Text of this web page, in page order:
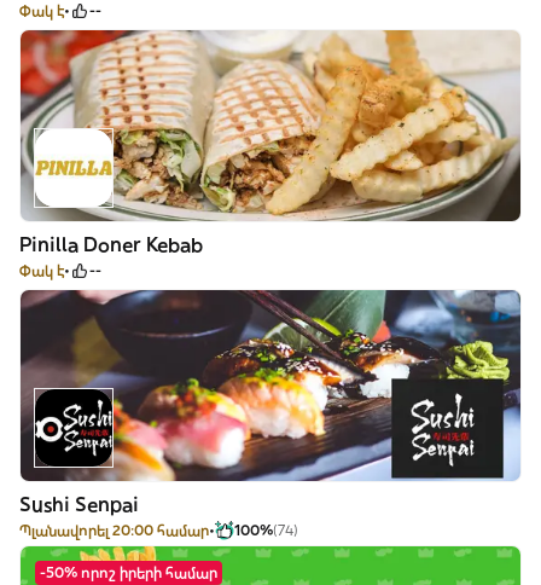
Փակ է --
Pinilla Doner Kebab
Փակ է --
Sushi Senpai
Պլանավորել 20:00 համար 100%(74)
-50% որոշ իրերի համար